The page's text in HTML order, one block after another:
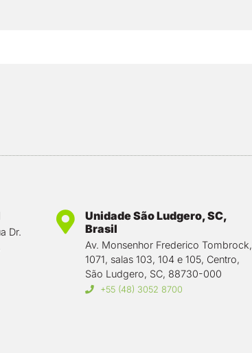
Dr.
Unidade São Ludgero, SC,
Brasil
Av. Monsenhor Frederico Tombrock,
1071, salas 103, 104 e 105, Centro,
São Ludgero, SC, 88730-000
+55 (48) 3052 8700